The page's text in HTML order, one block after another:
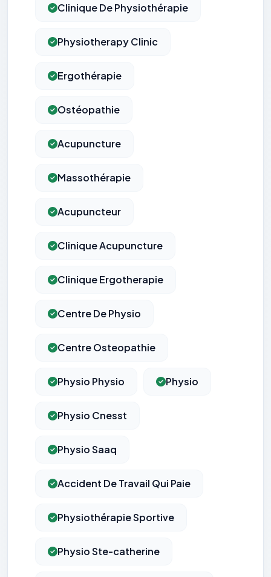
Clinique De Physiothérapie
Physiotherapy Clinic
Ergothérapie
Ostéopathie
Acupuncture
Massothérapie
Acupuncteur
Clinique Acupuncture
Clinique Ergotherapie
Centre De Physio
Centre Osteopathie
Physio Physio Physio
Physio Cnesst
Physio Saaq
Accident De Travail Qui Paie
Physiothérapie Sportive
Physio Ste-catherine